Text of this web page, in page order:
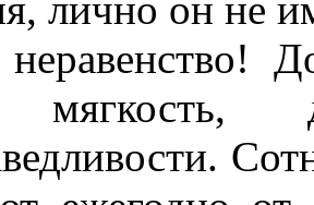
мягкость,